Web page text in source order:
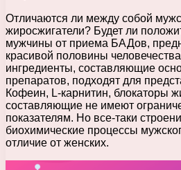
Отличаются ли между собой
жиросжигатели? Будет ли
мужчины от приема БАДов,
красивой половины
ингредиенты, составляющие
препаратов, подходят для
Кофеин, L-карнитин, блокаторы
составляющие не имеют
показателям. Но все-таки
биохимические процессы
отличие от женских.